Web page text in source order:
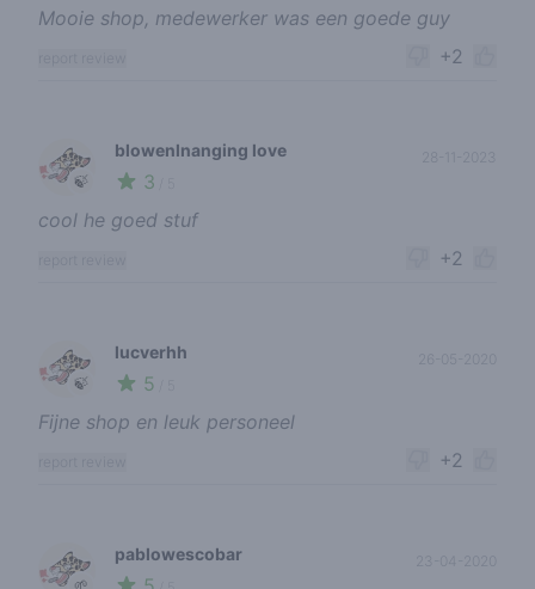
Mooie shop, medewerker was een goede guy
+2
🍃
blowenlnanging love
3
28-11-2023
cool he goed stuf
+2
🍃
lucverhh
5
Fijne shop en leuk personeel
+2
🌱
pablowescobar 23-04-2020